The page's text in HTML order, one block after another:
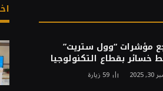
مؤشرات “وول ستريت”
خسائر بقطاع التكنولوجيا
2025
59 زيارة